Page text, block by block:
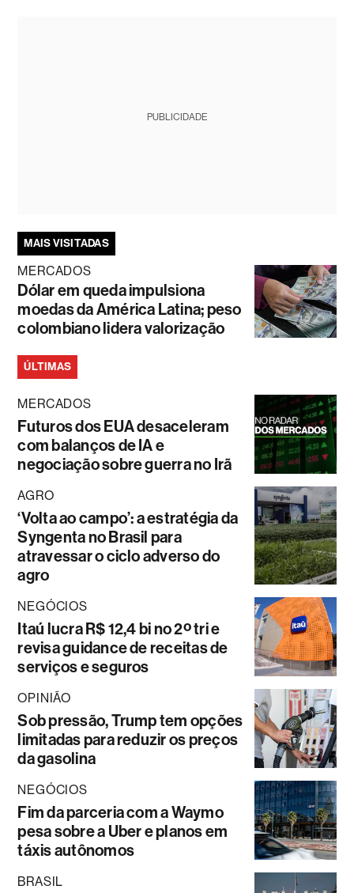
PUBLICIDADE
MAIS VISITADAS
MERCADOS
Dólar em queda impulsiona
moedas da América Latina; peso
colombiano lidera valorização
ÚLTIMAS
MERCADOS
Futuros dos EUA desaceleram
com balanços de IA e
negociação sobre guerra no Irã
AGRO
‘Volta ao campo’: a estratégia da
Syngenta no Brasil para
atravessar o ciclo adverso do
agro
NEGÓCIOS
Itaú lucra R$ 12,4 bi no 2º tri e
revisa guidance de receitas de
serviços e seguros
OPINIÃO
Sob pressão, Trump tem opções
limitadas para reduzir os preços
da gasolina
NEGÓCIOS
Fim da parceria com a Waymo
pesa sobre a Uber e planos em
táxis autônomos
BRASIL